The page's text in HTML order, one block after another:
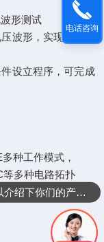
形测试
波形，实现数据的
设立程序，可完成
种工作模式，
等多种电路拓扑
式
电话咨询
可以介绍下你们的产品么